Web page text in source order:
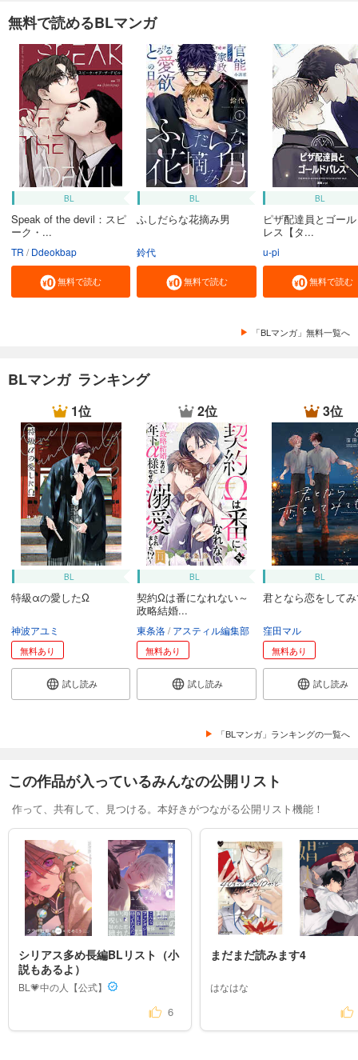
無料で読めるBLマンガ
BL
Speak of the devil：スピ
ーク・...
TR Ddeokbap
無料で読む
BL
ふしだらな花摘み男
鈴代
無料で読む
BL
ピザ配達員とゴー
レス【タ...
u-pi
無料で読む
「BLマンガ」無料一覧へ
BLマンガ ランキング
1位
BL
特級αの愛したΩ
神波アユミ
無料あり
試し読み
2位
BL
契約Ωは番になれない～
政略結婚...
東条洛 アスティル編集部
無料あり
試し読み
3位
BL
君となら恋をして
窪田マル
無料あり
試し読み
「BLマンガ」ランキングの一覧へ
この作品が入っているみんなの公開リスト
作って、共有して、見つける。本好きがつながる公開リスト機能！
シリアス多め長編BLリスト（小
説もあるよ）
BL💗中の人【公式】
6
まだまだ読みます4
はなはな